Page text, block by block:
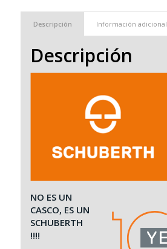
Descripción Información adicional
Descripción
NO ES UN
CASCO, ES UN
SCHUBERTH
!!!!